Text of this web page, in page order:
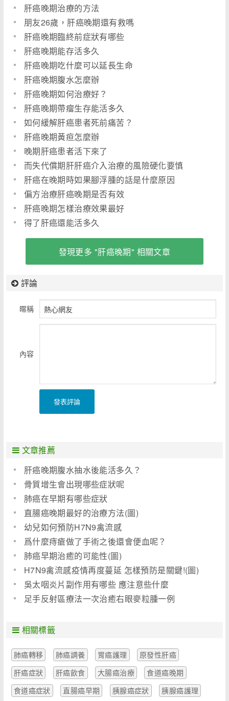
肝癌晚期治療的方法
朋友26歲，肝癌晚期還有救嗎
肝癌晚期臨終前症狀有哪些
肝癌晚期能存活多久
肝癌晚期吃什麼可以延長生命
肝癌晚期腹水怎麼辦
肝癌晚期如何治療好？
肝癌晚期帶瘤生存能活多久
如何緩解肝癌患者死前痛苦？
肝癌晚期黃疸怎麼辦
晚期肝癌患者活下來了
而失代償期肝肝癌介入治療的風險硬化要慎
肝癌在晚期時如果腳浮腫的話是什麼原因
偏方治療肝癌晚期是否有效
肝癌晚期怎樣治療效果最好
得了肝癌還能活多久
發現更多 "肝癌晚期" 相關文章
評論
暱稱
內容
發表評論
文章推薦
肝癌晚期腹水抽水後能活多久？
骨質增生會出現哪些症狀呢
肺癌在早期有哪些症狀
直腸癌晚期最好的治療方法(圖)
幼兒如何預防H7N9禽流感
爲什麼痔瘡做了手術之後還會便血呢？
肺癌早期治癒的可能性(圖)
H7N9禽流感疫情再度蔓延 怎樣預防是關鍵!(圖)
吳太咽炎片副作用有哪些 應注意些什麼
足手反射區療法一次治癒右眼麥粒腫一例
相關標籤
肺癌轉移 肺癌調養 胃癌護理
原發性肝癌
肝癌症狀
肝癌飲食 大腸癌治療
食道癌晚期
食道癌症狀
直腸癌早期 胰腺癌症狀 胰腺癌護理